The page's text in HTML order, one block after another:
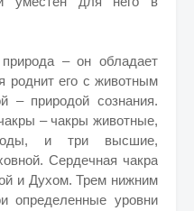
– он обладает
роднит его с животным
– природой сознания.
– чакры животные,
и три высшие,
Сердечная чакра
и Духом. Трем нижним
определенные уровни